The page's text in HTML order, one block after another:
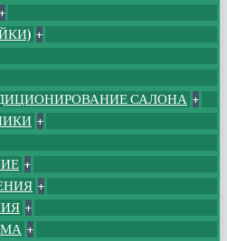
+
+
САЛОНА +
+
+
+
+
+